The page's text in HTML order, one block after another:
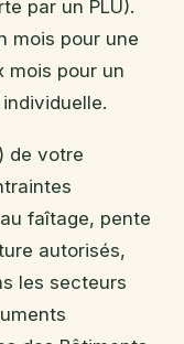
par un PLU).
mois pour une
mois pour un
de votre
faîtage, pente
autorisés,
les secteurs